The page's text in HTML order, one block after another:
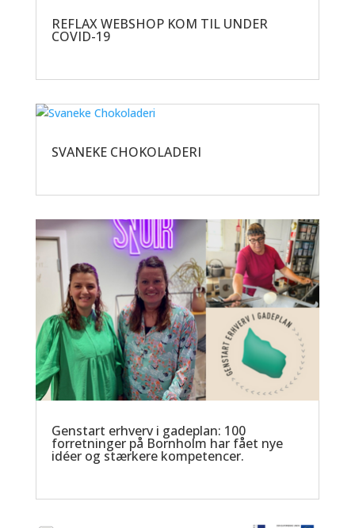
REFLAX WEBSHOP KOM TIL UNDER
COVID-19
SVANEKE CHOKOLADERI
Genstart erhverv i gadeplan: 100
forretninger på Bornholm har fået nye
idéer og stærkere kompetencer.